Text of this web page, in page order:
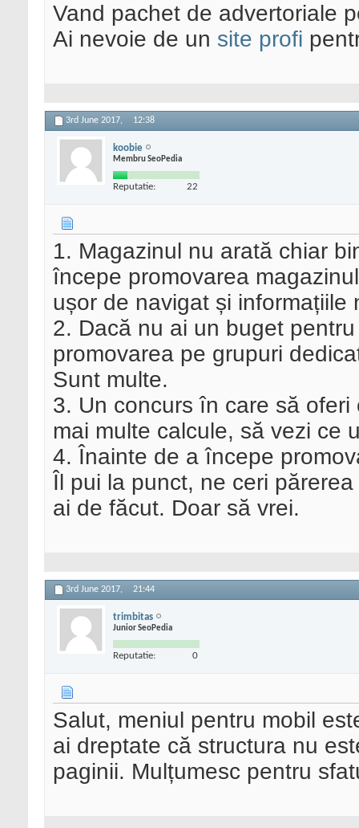
Vand pachet de advertoriale
Ai nevoie de un site profi
3rd June 2017, 12:38
koobie
Membru SeoPedia
Reputatie: 22
1. Magazinul nu arată chiar
începe promovarea
ușor de navigat și informațiile
2. Dacă nu ai un buget
promovarea pe grupuri
Sunt multe.
3. Un concurs în care să
mai multe calcule, să vezi ce
4. Înainte de a începe
Îl pui la punct, ne ceri
ai de făcut. Doar să vrei.
3rd June 2017, 21:44
trimbitas
Junior SeoPedia
Reputatie: 0
Salut, meniul pentru mobil
ai dreptate că structura nu
paginii. Mulțumesc pentru